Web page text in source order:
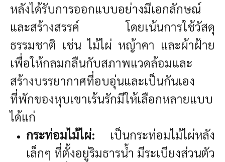
หลังได้รับการออกแบบอย่างมีเอกลักษณ์
และสร้างสรรค์ โดยเน้นการใช้วัสดุ
ธรรมชาติ เช่น ไม้ไผ่ หญ้าคา และผ้าฝ้าย
เพื่อให้กลมกลืนกับสภาพแวดล้อมและ
สร้างบรรยากาศที่อบอุ่นและเป็นกันเอง
ที่พักของหุบเขาเร้นรักมีให้เลือกหลายแบบ
ได้แก่
กระท่อมไม้ไผ่: เป็นกระท่อมไม้ไผ่หลัง
เล็กๆ ที่ตั้งอยู่ริมธารน้ำ มีระเบียงส่วนตัว